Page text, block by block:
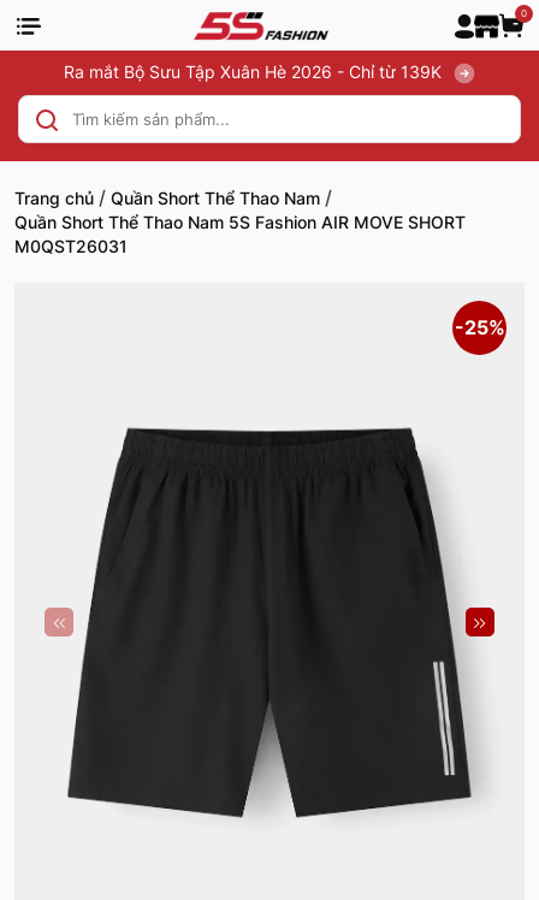
0
Ra mắt Bộ Sưu Tập Xuân Hè 2026 - Chỉ từ 139K
Trang chủ / Quần Short Thể Thao Nam /
Quần Short Thể Thao Nam 5S Fashion AIR MOVE SHORT
M0QST26031
-25%